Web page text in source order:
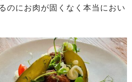
のにお肉が固くなく本当におい